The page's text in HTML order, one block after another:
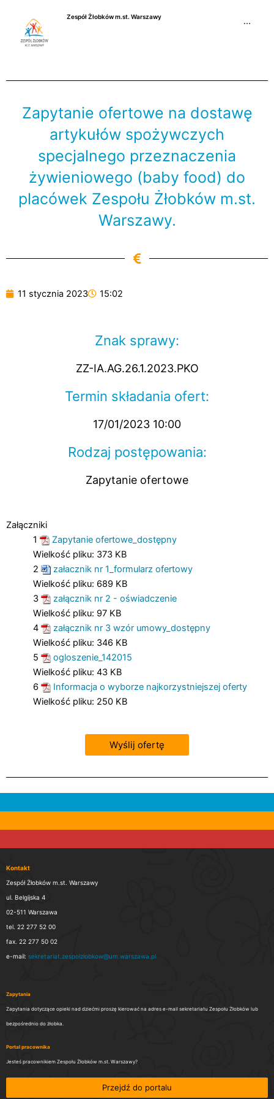
Zespół Żłobków m.st. Warszawy
···
Zapytanie ofertowe na dostawę
artykułów spożywczych
specjalnego przeznaczenia
żywieniowego (baby food) do
placówek Zespołu Żłobków m.st.
Warszawy.
11 stycznia 2023 15:02
Znak sprawy:
ZZ-IA.AG.26.1.2023.PKO
Termin składania ofert:
17/01/2023 10:00
Rodzaj postępowania:
Zapytanie ofertowe
Załączniki
1
Zapytanie ofertowe_dostępny
Wielkość pliku: 373 KB
2
załacznik nr 1_formularz ofertowy
Wielkość pliku: 689 KB
3
załącznik nr 2 - oświadczenie
Wielkość pliku: 97 KB
4
załącznik nr 3 wzór umowy_dostępny
Wielkość pliku: 346 KB
5
ogloszenie_142015
Wielkość pliku: 43 KB
6
Informacja o wyborze najkorzystniejszej oferty
Wielkość pliku: 250 KB
Wyślij ofertę
Kontakt
Zespół Żłobków m.st. Warszawy
ul. Belgijska 4
02-511 Warszawa
tel. 22 277 52 00
fax. 22 277 50 02
e-mail: sekretariat.zespolzlobkow@um.warszawa.pl
Zapytania
Zapytania dotyczące opieki nad dziećmi proszę kierować na adres e-mail sekretariatu Zespołu Żłobków lub
bezpośrednio do żłobka.
Portal pracownika
Jesteś pracownikiem Zespołu Żłobków m.st. Warszawy?
Przejdź do portalu